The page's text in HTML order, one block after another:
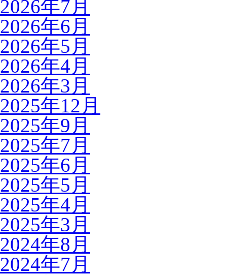
2026年7月
2026年6月
2026年5月
2026年4月
2026年3月
2025年12月
2025年9月
2025年7月
2025年6月
2025年5月
2025年4月
2025年3月
2024年8月
2024年7月